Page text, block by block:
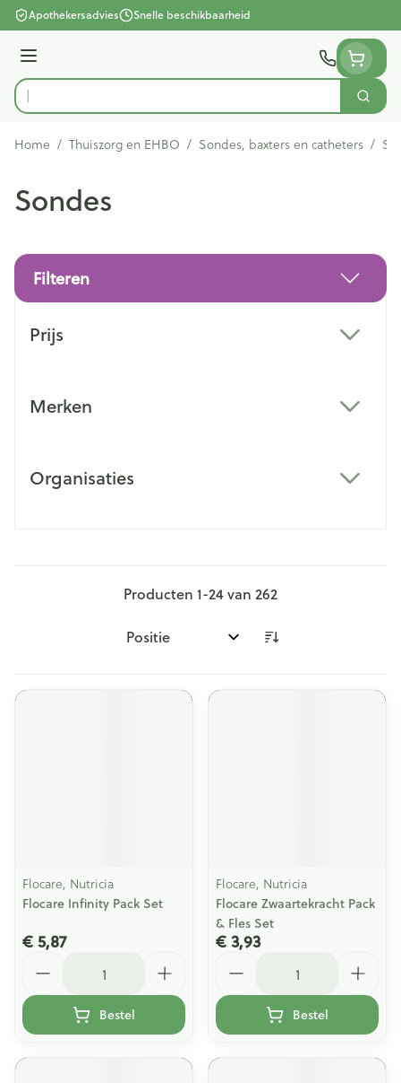
Ga naar de inhoud
Apothekersadvies Snelle beschikbaarheid
Menu
Product, merk, categorie...
Zoek
Home / Thuiszorg en EHBO / Sondes, baxters en catheters /
Sondes
Filteren
Prijs
Merken
Organisaties
Producten 1-24van 262
Sorteer op:
Flocare, Nutricia
Flocare Infinity Pack Set
€ 5,87
Bestel
Flocare, Nutricia
Flocare Zwaartekracht Pack
& Fles Set
€ 3,93
Bestel